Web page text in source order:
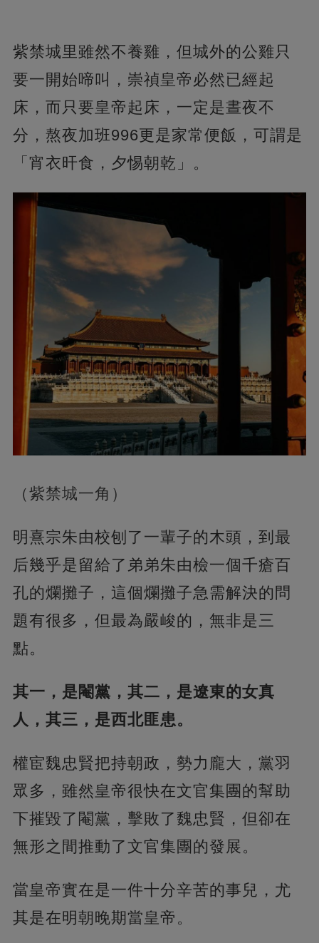
紫禁城里雖然不養雞，但城外的公雞只
要一開始啼叫，崇禎皇帝必然已經起
床，而只要皇帝起床，一定是晝夜不
分，熬夜加班996更是家常便飯，可謂是
「宵衣旰食，夕惕朝乾」。
（紫禁城一角）
明熹宗朱由校刨了一輩子的木頭，到最
后幾乎是留給了弟弟朱由檢一個千瘡百
孔的爛攤子，這個爛攤子急需解決的問
題有很多，但最為嚴峻的，無非是三
點。
其一，是閹黨，其二，是遼東的女真
人，其三，是西北匪患。
權宦魏忠賢把持朝政，勢力龐大，黨羽
眾多，雖然皇帝很快在文官集團的幫助
下摧毀了閹黨，擊敗了魏忠賢，但卻在
無形之間推動了文官集團的發展。
當皇帝實在是一件十分辛苦的事兒，尤
其是在明朝晚期當皇帝。